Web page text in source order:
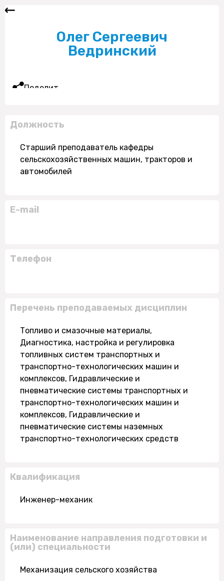
Олег Сергеевич
Ведринский
Поделиться
Должность
Старший преподаватель кафедры
сельскохозяйственных машин, тракторов и
автомобилей
E-mail
Телефон
Перечень преподаваемых дисциплин
Топливо и смазочные материалы,
Диагностика, настройка и регулировка
топливных систем транспортных и
транспортно-технологических машин и
комплексов, Гидравлические и
пневматические системы транспортных и
транспортно-технологических машин и
комплексов, Гидравлические и
пневматические системы наземных
транспортно-технологических средств
Квалификация
Инженер-механик
Наименование направления подготовки и
(или) специальности
Механизация сельского хозяйства